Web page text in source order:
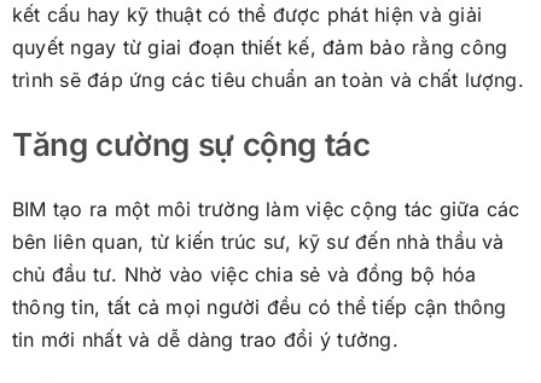
kết cấu hay kỹ thuật có thể được phát hiện và giải
quyết ngay từ giai đoạn thiết kế, đảm bảo rằng công
trình sẽ đáp ứng các tiêu chuẩn an toàn và chất lượng.
Tăng cường sự cộng tác
BIM tạo ra một môi trường làm việc cộng tác giữa các
bên liên quan, từ kiến trúc sư, kỹ sư đến nhà thầu và
chủ đầu tư. Nhờ vào việc chia sẻ và đồng bộ hóa
thông tin, tất cả mọi người đều có thể tiếp cận thông
tin mới nhất và dễ dàng trao đổi ý tưởng.